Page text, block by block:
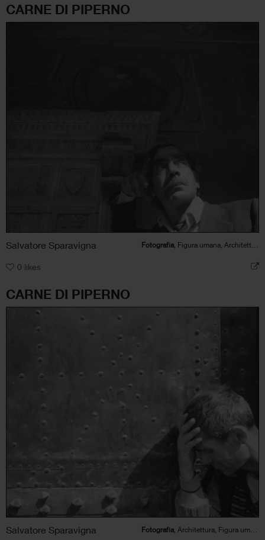
CARNE DI PIPERNO
Salvatore Sparavigna Fotografia, Figura umana, Architettura
0 likes
CARNE DI PIPERNO
Salvatore Sparavigna Fotografia, Architettura, Figura umana